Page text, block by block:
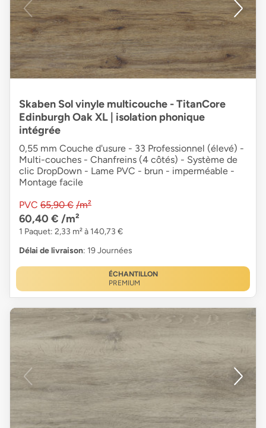
Skaben Sol vinyle multicouche - TitanCore
Edinburgh Oak XL | isolation phonique
intégrée
0,55 mm Couche d'usure - 33 Professionnel (élevé) -
Multi-couches - Chanfreins (4 côtés) - Système de
clic DropDown - Lame PVC - brun - imperméable -
Montage facile
PVC 65,90 € /m²
60,40 € /m²
1 Paquet: 2,33 m² à 140,73 €
Délai de livraison: 19 Journées
ÉCHANTILLON
PREMIUM